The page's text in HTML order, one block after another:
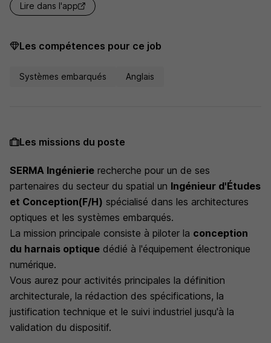
Lire dans l'app
Les compétences pour ce job
Systèmes embarqués Anglais
Les missions du poste
SERMA Ingénierie recherche pour un de ses
partenaires du secteur du spatial un Ingénieur d'Études
et Conception(F/H) spécialisé dans les architectures
optiques et les systèmes embarqués.
La mission principale consiste à piloter la conception
du harnais optique dédié à l'équipement électronique
numérique.
Vous aurez pour activités principales la définition
architecturale, la rédaction des spécifications, la
justification technique et le suivi industriel jusqu'à la
validation du dispositif.